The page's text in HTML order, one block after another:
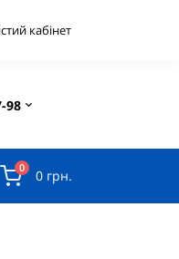
кабінет
98
0 0 грн.